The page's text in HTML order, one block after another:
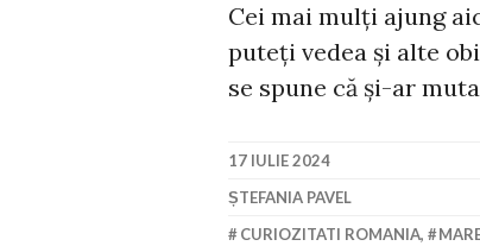
Cei mai mulți ajung
puteți vedea și alte
se spune că și-ar
17 IULIE 2024
ȘTEFANIA PAVEL
CURIOZITATI ROMANIA,